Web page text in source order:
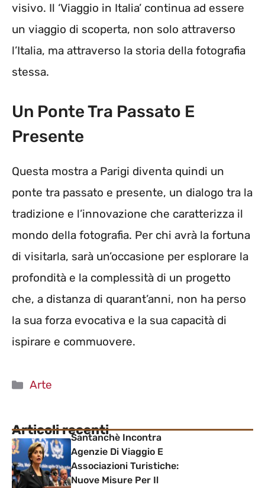
visivo. Il ‘Viaggio in Italia’ continua ad essere
un viaggio di scoperta, non solo attraverso
l’Italia, ma attraverso la storia della fotografia
stessa.
Un Ponte Tra Passato E
Presente
Questa mostra a Parigi diventa quindi un
ponte tra passato e presente, un dialogo tra la
tradizione e l’innovazione che caratterizza il
mondo della fotografia. Per chi avrà la fortuna
di visitarla, sarà un’occasione per esplorare la
profondità e la complessità di un progetto
che, a distanza di quarant’anni, non ha perso
la sua forza evocativa e la sua capacità di
ispirare e commuovere.
Categorie
Arte
Articoli recentiSantanchè Incontra
Agenzie Di Viaggio E
Associazioni Turistiche:
Nuove Misure Per Il